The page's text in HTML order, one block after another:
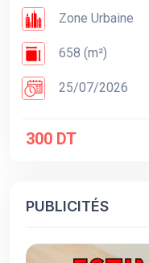
Zone Urbaine
658 (m²)
25/07/2026
300 DT
PUBLICITÉS